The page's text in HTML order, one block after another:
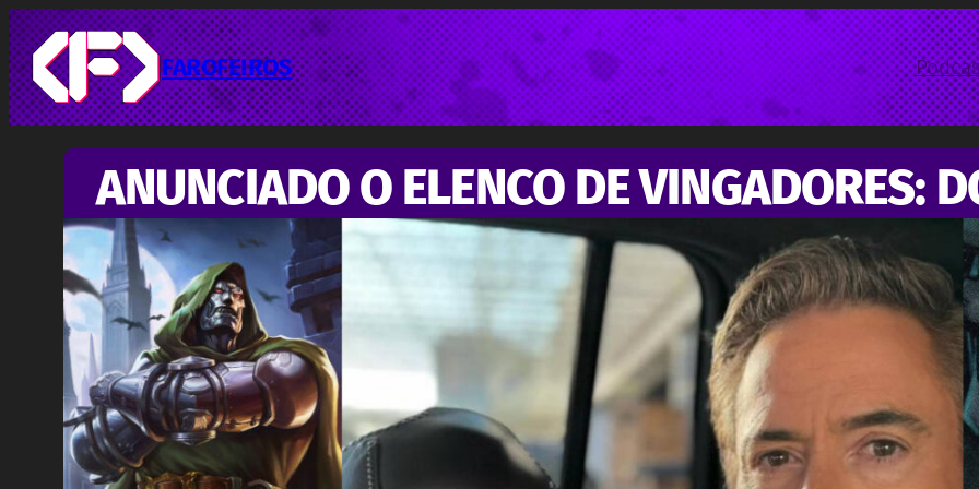
Pular
para
o
conteúdo
FAROFEIROS
ANUNCIADO O ELENCO DE VINGADORES: